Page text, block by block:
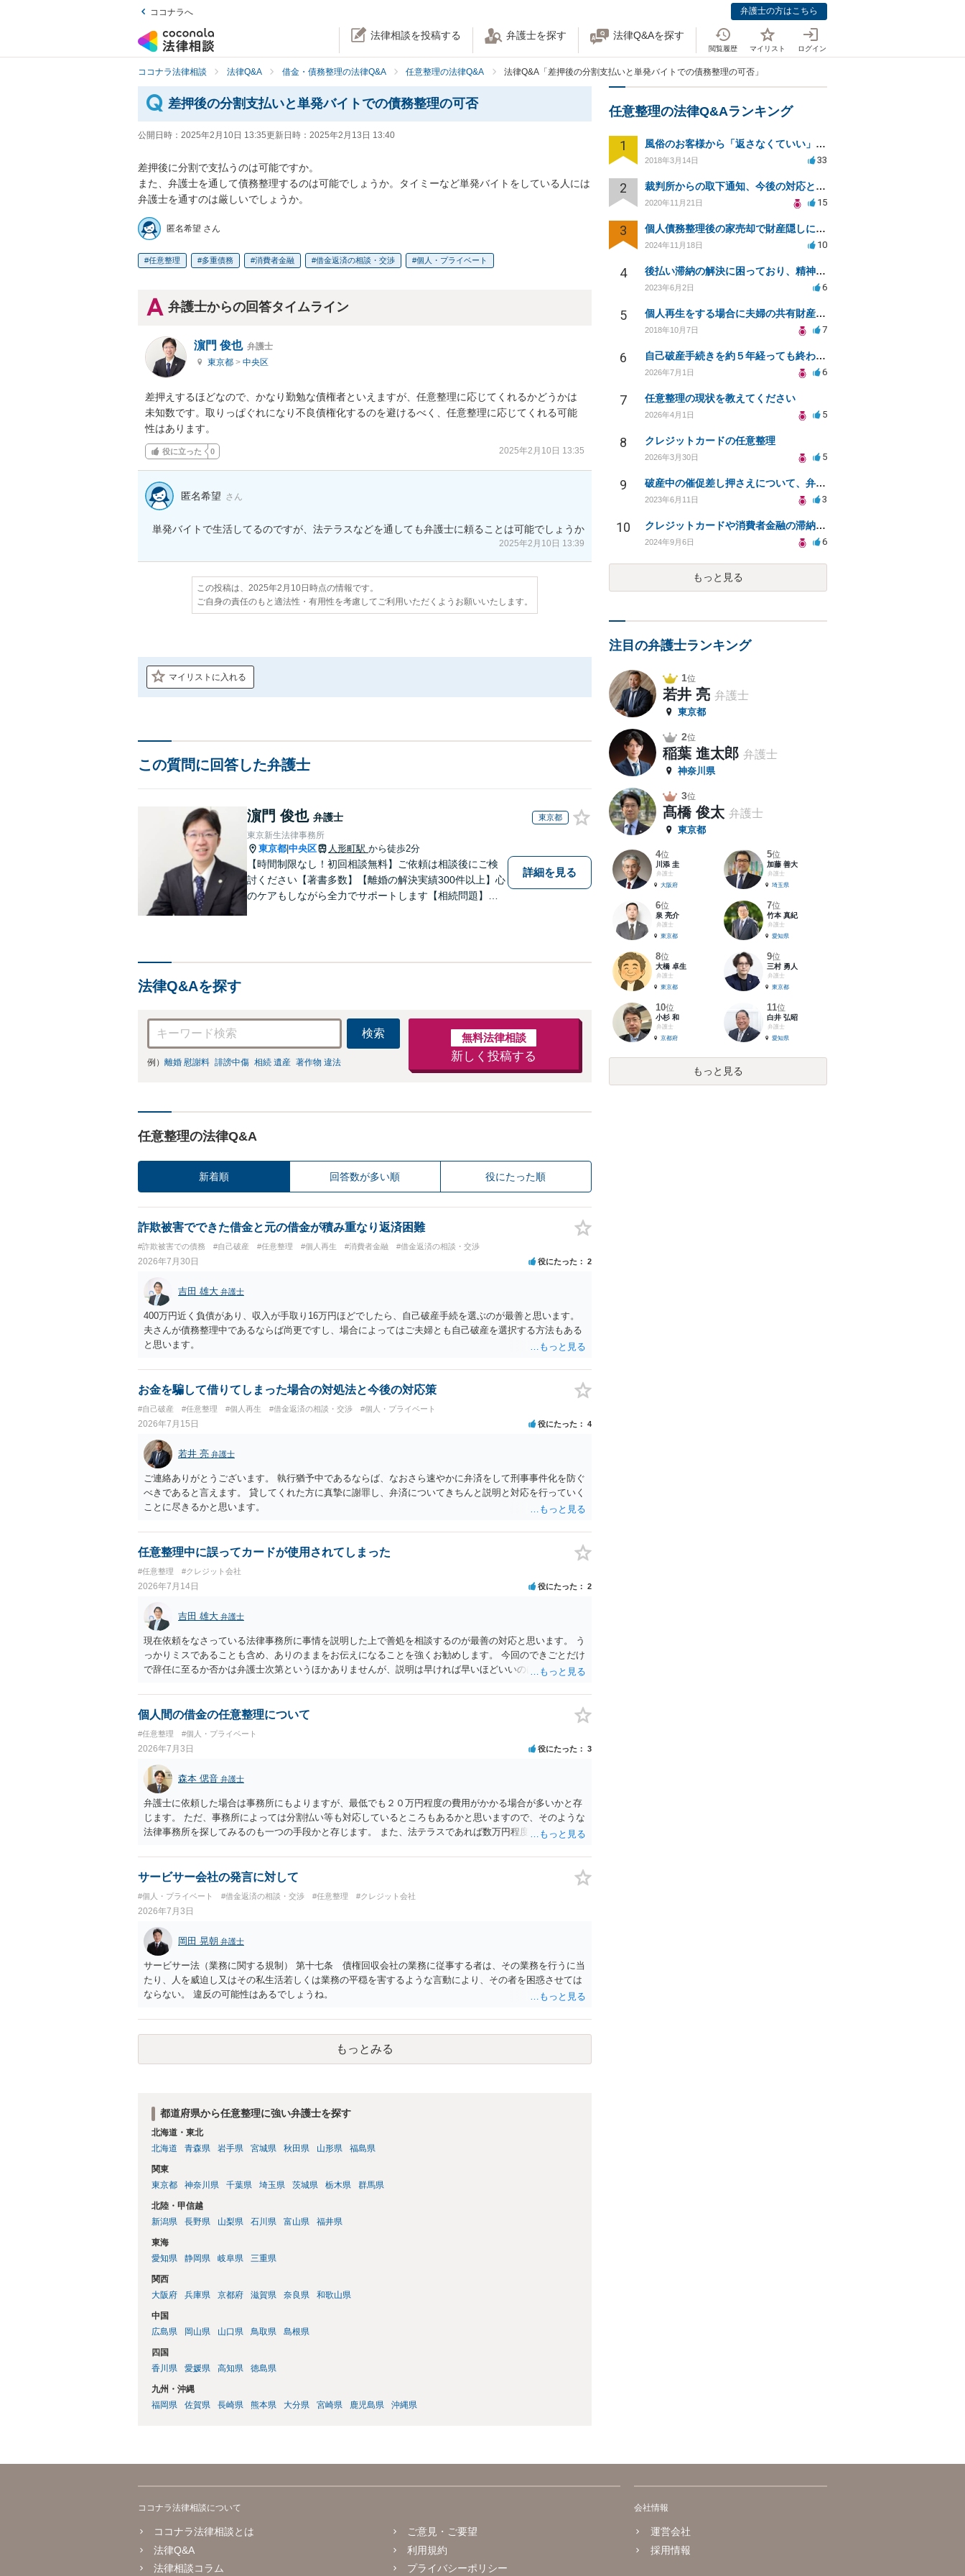
ココナラへ 弁護士の方はこちら
法律相談を投稿する 弁護士を探す 法律Q&Aを探す
閲覧履歴 マイリスト ログイン
ココナラ法律相談 法律Q&A 借金・債務整理の法律Q&A 任意整理の法律Q&A 法律Q&A「差押後の分割支払いと単発バイトでの債務整理の可否」
差押後の分割支払いと単発バイトでの債務整理の可否
公開日時： 2025年2月10日 13:35更新日時： 2025年2月13日 13:40
差押後に分割で支払うのは可能ですか。
また、弁護士を通して債務整理するのは可能でしょうか。タイミーなど単発バイトをしている人には
弁護士を通すのは厳しいでしょうか。
匿名希望 さん
任意整理 多重債務 消費者金融 借金返済の相談・交渉 個人・プライベート
弁護士からの回答タイムライン
濵門 俊也 弁護士
東京都 > 中央区
差押えするほどなので、かなり勤勉な債権者といえますが、任意整理に応じてくれるかどうかは
未知数です。取りっぱぐれになり不良債権化するのを避けるべく、任意整理に応じてくれる可能
性はあります。
役に立った 0 2025年2月10日 13:35
匿名希望 さん
単発バイトで生活してるのですが、法テラスなどを通しても弁護士に頼ることは可能でしょうか
2025年2月10日 13:39
この投稿は、2025年2月10日時点の情報です。
ご自身の責任のもと適法性・有用性を考慮してご利用いただくようお願いいたします。
マイリストに入れる
この質問に回答した弁護士
濵門 俊也 弁護士 東京都
東京新生法律事務所
東京都 中央区 人形町駅 から徒歩2分
【時間制限なし！初回相談無料】ご依頼は相談後にご検
討ください【著書多数】【離婚の解決実績300件以上】心
のケアもしながら全力でサポートします【相続問題】複
詳細を見る
法律Q&Aを探す
検索
例） 離婚 慰謝料 誹謗中傷 相続 遺産 著作物 違法
無料法律相談
新しく投稿する
任意整理の法律Q&A
新着順 回答数が多い順 役にたった順
詐欺被害でできた借金と元の借金が積み重なり返済困難
#詐欺被害での債務 #自己破産 #任意整理 #個人再生 #消費者金融 #借金返済の相談・交渉
2026年7月30日 役にたった 2
吉田 雄大 弁護士
400万円近く負債があり、収入が手取り16万円ほどでしたら、自己破産手続を選ぶのが最善と思います。
夫さんが債務整理中であるならば尚更ですし、場合によってはご夫婦とも自己破産を選択する方法もある
と思います。
お金を騙して借りてしまった場合の対処法と今後の対応策
#自己破産 #任意整理 #個人再生 #借金返済の相談・交渉 #個人・プライベート
2026年7月15日 役にたった 4
若井 亮 弁護士
ご連絡ありがとうございます。 執行猶予中であるならば、なおさら速やかに弁済をして刑事事件化を防ぐ
べきであると言えます。 貸してくれた方に真摯に謝罪し、弁済についてきちんと説明と対応を行っていく
ことに尽きるかと思います。
任意整理中に誤ってカードが使用されてしまった
#任意整理 #クレジット会社
2026年7月14日 役にたった 2
吉田 雄大 弁護士
現在依頼をなさっている法律事務所に事情を説明した上で善処を相談するのが最善の対応と思います。 う
っかりミスであることも含め、ありのままをお伝えになることを強くお勧めします。 今回のできごとだけ
で辞任に至るか否かは弁護士次第というほかありませんが、説明は早ければ早いほどいいのは間違いあり
個人間の借金の任意整理について
#任意整理 #個人・プライベート
2026年7月3日 役にたった 3
森本 偲音 弁護士
弁護士に依頼した場合は事務所にもよりますが、最低でも２０万円程度の費用がかかる場合が多いかと存
じます。 ただ、事務所によっては分割払い等も対応しているところもあるかと思いますので、そのような
法律事務所を探してみるのも一つの手段かと存じます。 また、法テラスであれば数万円程度で債務整理が
サービサー会社の発言に対して
#個人・プライベート #借金返済の相談・交渉 #任意整理 #クレジット会社
2026年7月3日
岡田 晃朝 弁護士
サービサー法（業務に関する規制） 第十七条 債権回収会社の業務に従事する者は、その業務を行うに当
たり、人を威迫し又はその私生活若しくは業務の平穏を害するような言動により、その者を困惑させては
ならない。 違反の可能性はあるでしょうね。
もっとみる
都道府県から任意整理に強い弁護士を探す
北海道・東北
北海道
青森県 岩手県 宮城県 秋田県 山形県 福島県
関東
東京都
神奈川県 千葉県 埼玉県 茨城県 栃木県 群馬県
北陸・甲信越
新潟県
長野県 山梨県 石川県 富山県 福井県
東海
愛知県
静岡県 岐阜県 三重県
関西
大阪府
兵庫県 京都府 滋賀県 奈良県 和歌山県
中国
広島県
岡山県 山口県 鳥取県 島根県
四国
香川県
愛媛県 高知県 徳島県
九州・沖縄
福岡県
佐賀県 長崎県 熊本県 大分県 宮崎県 鹿児島県 沖縄県
任意整理の法律Q&Aランキング
1 風俗のお客様から「返さなくていい」ともらったお金の返済を強要されています
2018年3月14日 33
2 裁判所からの取下通知、今後の対応と債権者の意図
2020年11月21日 15
3 個人債務整理後の家売却で財産隠しに問われるリスクは？
2024年11月18日 10
4 後払い滞納の解決に困っており、精神障害者で交渉ができず、弁護士も断られた場合の対処法
2023年6月2日 6
5 個人再生をする場合に夫婦の共有財産である家計からの借入も再生対象の債権となるのか等について
2018年10月7日 7
6 自己破産手続きを約５年経っても終わらず放置されている。
2026年7月1日 6
7 任意整理の現状を教えてください
2026年4月1日 5
8 クレジットカードの任意整理
2026年3月30日 5
9 破産中の催促差し押さえについて、弁護士不在時の対応や催促の停止についての質問。
2023年6月11日 3
10 クレジットカードや消費者金融の滞納後、裁判所からの手続きはどのように進む？
2024年9月6日 6
もっと見る
注目の弁護士ランキング
1位
若井 亮 弁護士
東京都
2位
稲葉 進太郎 弁護士
神奈川県
3位
髙橋 俊太 弁護士
東京都
4位
川添 圭
弁護士
大阪府
5位
加藤 善大
弁護士
埼玉県
6位
泉 亮介
弁護士
東京都
7位
竹本 真紀
弁護士
愛知県
8位
大橋 卓生
弁護士
東京都
9位
三村 勇人
弁護士
東京都
10位
小杉 和
弁護士
京都府
11位
白井 弘昭
弁護士
愛知県
もっと見る
ココナラ法律相談について
ココナラ法律相談とは
法律Q&A
法律相談コラム
ご意見・ご要望
利用規約
プライバシーポリシー
会社情報
運営会社
採用情報